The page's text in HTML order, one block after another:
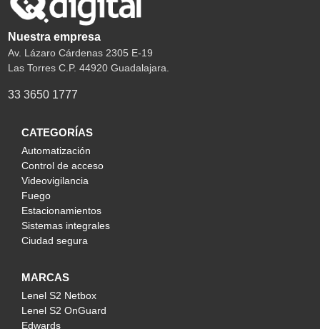
Nuestra empresa
Av. Lázaro Cárdenas 2305 E-19
Las Torres C.P. 44920 Guadalajara.
33 3650 1777
CATEGORÍAS
Automatización
Control de acceso
Videovigilancia
Fuego
Estacionamientos
Sistemas integrales
Ciudad segura
MARCAS
Lenel S2 Netbox
Lenel S2 OnGuard
Edwards